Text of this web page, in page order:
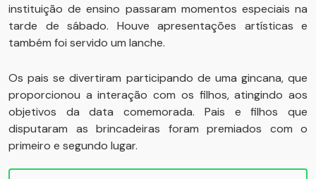
instituição de ensino passaram momentos especiais na
tarde de sábado. Houve apresentações artísticas e
também foi servido um lanche.
Os pais se divertiram participando de uma gincana, que
proporcionou a interação com os filhos, atingindo aos
objetivos da data comemorada. Pais e filhos que
disputaram as brincadeiras foram premiados com o
primeiro e segundo lugar.